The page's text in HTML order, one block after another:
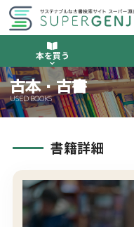
本を買う
古本・古書
USED BOOKS
書籍詳細